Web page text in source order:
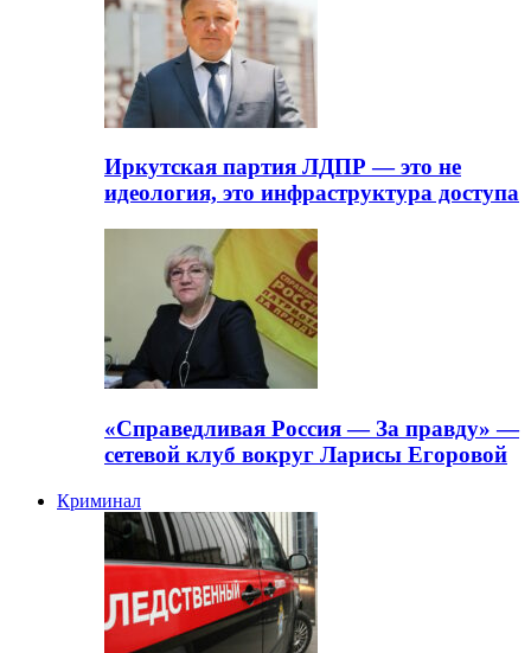
Иркутская партия ЛДПР — это не
идеология, это инфраструктура доступа
«Справедливая Россия — За правду» —
сетевой клуб вокруг Ларисы Егоровой
Криминал